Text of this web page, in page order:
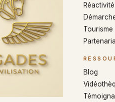
Tourisme
Blog